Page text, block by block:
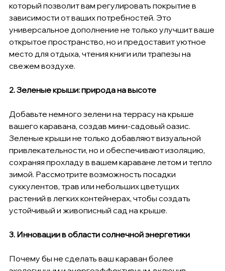
который позволит вам регулировать покрытие в
зависимости от ваших потребностей. Это
универсальное дополнение не только улучшит ваше
открытое пространство, но и предоставит уютное
место для отдыха, чтения книги или трапезы на
свежем воздухе.
2. Зеленые крыши: природа на высоте
Добавьте немного зелени на террасу на крыше
вашего каравана, создав мини-садовый оазис.
Зеленые крыши не только добавляют визуальной
привлекательности, но и обеспечивают изоляцию,
сохраняя прохладу в вашем караване летом и тепло
зимой. Рассмотрите возможность посадки
суккулентов, трав или небольших цветущих
растений в легких контейнерах, чтобы создать
устойчивый и живописный сад на крыше.
3. Инновации в области солнечной энергетики
Почему бы не сделать ваш караван более